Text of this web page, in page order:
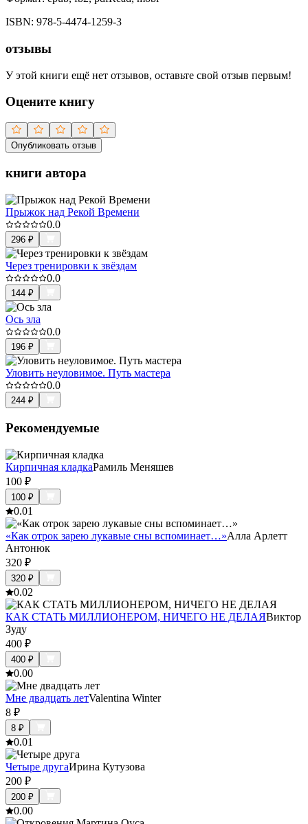
ISBN: 978-5-4474-1259-3
отзывы
У этой книги ещё нет отзывов, оставьте свой отзыв первым!
Оцените книгу
Опубликовать отзыв
книги автора
Прыжок над Рекой Времени
0.0
296 ₽
Через тренировки к звёздам
0.0
144 ₽
Ось зла
0.0
196 ₽
Уловить неуловимое. Путь мастера
0.0
244 ₽
Рекомендуемые
Кирпичная кладкаРамиль Меняшев
100 ₽
100 ₽
0.01
«Как отрок зарею лукавые сны вспоминает…»Алла Арлетт
Антонюк
320 ₽
320 ₽
0.02
КАК СТАТЬ МИЛЛИОНЕРОМ, НИЧЕГО НЕ ДЕЛАЯВиктор
Зуду
400 ₽
400 ₽
0.00
Мне двадцать летValentina Winter
8 ₽
8 ₽
0.01
Четыре другаИрина Кутузова
200 ₽
200 ₽
0.00